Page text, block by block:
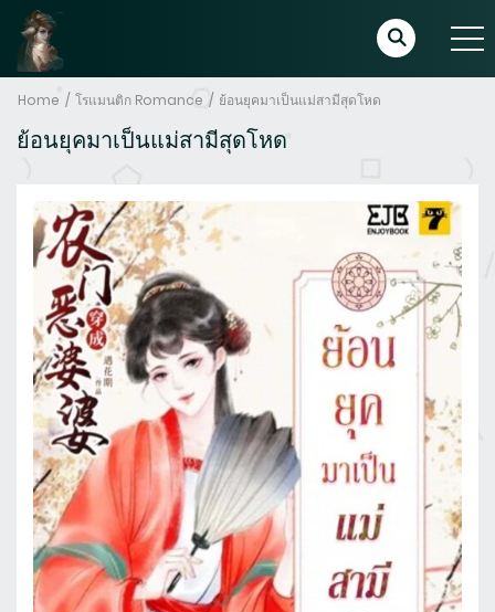
Home โรแมนติก Romance ย้อนยุคมาเป็นแม่สามีสุดโหด
ย้อนยุคมาเป็นแม่สามีสุดโหด